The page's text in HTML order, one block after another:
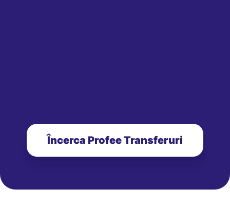
Încerca Profee Transferuri